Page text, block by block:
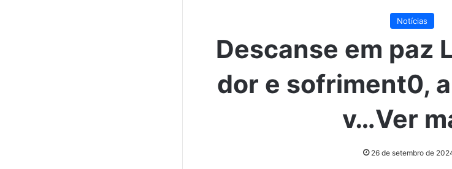
Notícias
Descanse em paz
dor e sofriment0,
v…Ver
26 de setembro de